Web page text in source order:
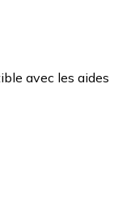
avec les aides